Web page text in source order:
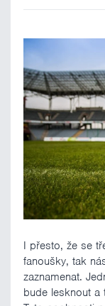
I přesto, že se
fanoušky, tak
zaznamenat.
bude lesknout a